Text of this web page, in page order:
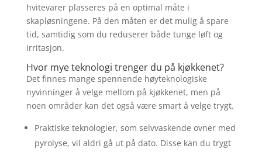
hvitevarer plasseres på en optimal måte i
skapløsningene. På den måten er det mulig å spare
tid, samtidig som du reduserer både tunge løft og
irritasjon.
Hvor mye teknologi trenger du på kjøkkenet?
Det finnes mange spennende høyteknologiske
nyvinninger å velge mellom på kjøkkenet, men på
noen områder kan det også være smart å velge trygt.
Praktiske teknologier, som selvvaskende ovner med
pyrolyse, vil aldri gå ut på dato. Disse kan du trygt